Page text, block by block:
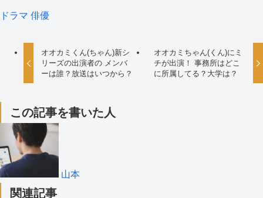
ドラマ 俳優
オオカミくん(ちゃん)新シ
リーズの出演者の メンバ
ーは誰？放送はいつから？
オオカミちゃん(くん)にミ
チが出演！ 事務所はどこ
に所属してる？大学は？
この記事を書いた人
山本
関連記事